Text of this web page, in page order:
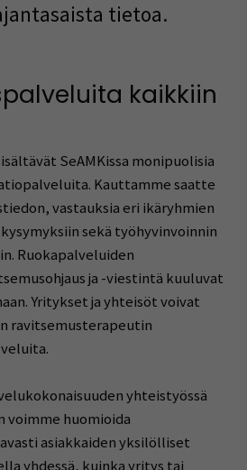
tietoa.
kaikkiin
SeAMKissa monipuolisia
Kauttamme saatte
vastauksia eri ikäryhmien
sekä työhyvinvoinnin
Ruokapalveluiden
ja -viestintä kuuluvat
Yritykset ja yhteisöt voivat
ravitsemusterapeutin
yhteistyössä
voimme huomioida
asiakkaiden yksilölliset
yhdessä, kuinka yritys tai